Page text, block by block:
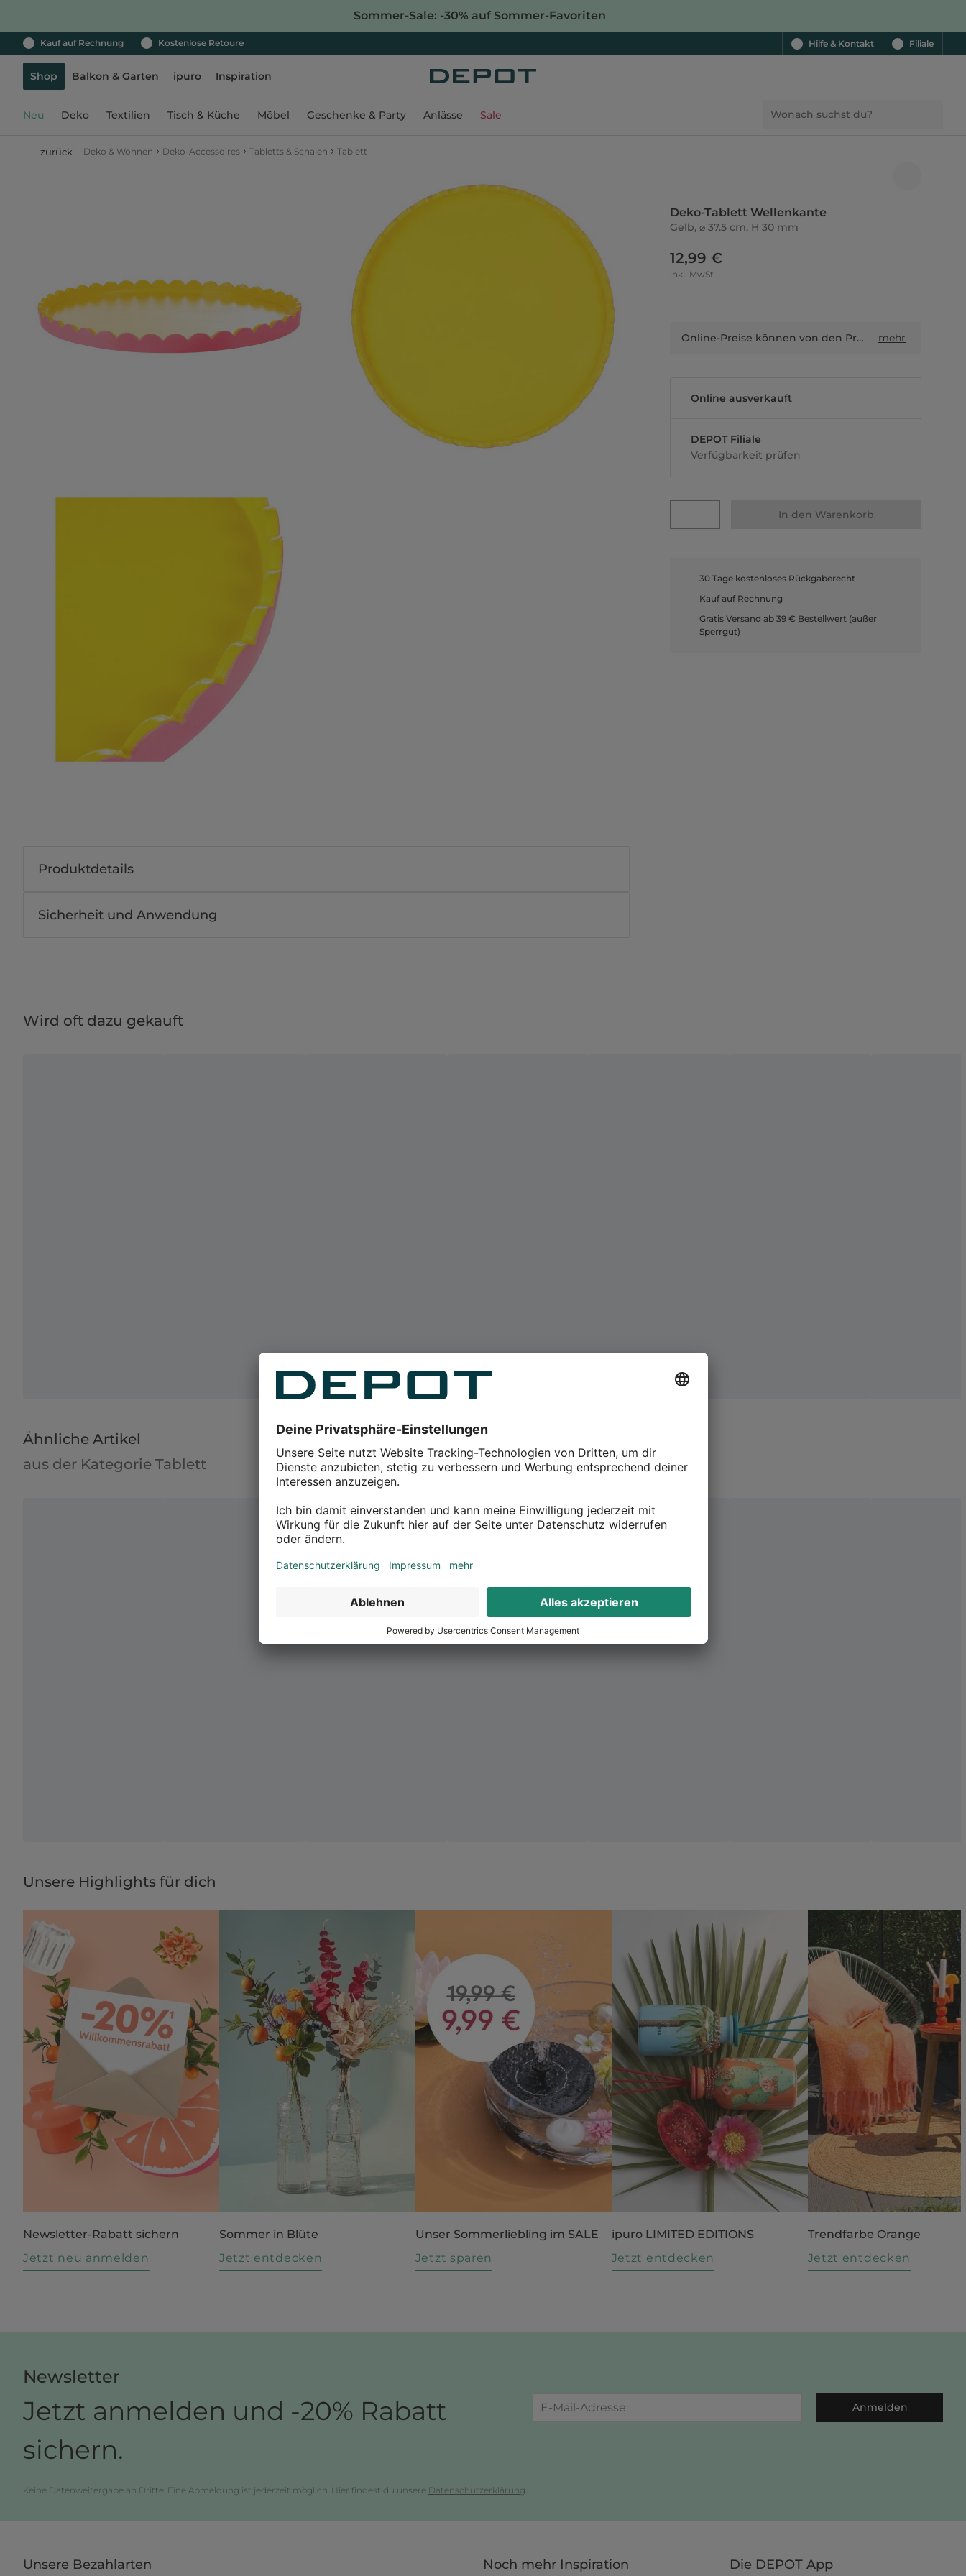
Sommer-Sale: -30% auf Sommer-Favoriten
Kauf auf Rechnung Kostenlose Retoure Hilfe & Kontakt Filiale
Shop Balkon & Garten ipuro Inspiration
Neu Deko Textilien Tisch & Küche Möbel Geschenke & Party Anlässe Sale
zurück Deko & Wohnen › Deko-Accessoires › Tabletts & Schalen › Tablett
Deko-Tablett Wellenkante
Gelb, ⌀ 37.5 cm, H 30 mm
12,99 €
inkl. MwSt
Online-Preise können von den Preisen in Filialen sowie Shop-in-Shop-Flächen abweichen. mehr
Online ausverkauft
DEPOT Filiale
Verfügbarkeit prüfen
In den Warenkorb
30 Tage kostenloses Rückgaberecht
Kauf auf Rechnung
Gratis Versand ab 39 € Bestellwert (außer
Sperrgut)
Produktdetails
Sicherheit und Anwendung
Wird oft dazu gekauft
Ähnliche Artikel
aus der Kategorie Tablett
Unsere Highlights für dich
Newsletter-Rabatt sichern
Jetzt neu anmelden
Sommer in Blüte
Jetzt entdecken
Unser Sommerliebling im SALE
Jetzt sparen
ipuro LIMITED EDITIONS
Jetzt entdecken
Trendfarbe Orange
Jetzt entdecken
Newsletter
Jetzt anmelden und -20% Rabatt
sichern.
Anmelden
Keine Datenweitergabe an Dritte. Eine Abmeldung ist jederzeit möglich. Hier findest du unsere Datenschutzerklärung.
Unsere Bezahlarten Noch mehr Inspiration Die DEPOT App